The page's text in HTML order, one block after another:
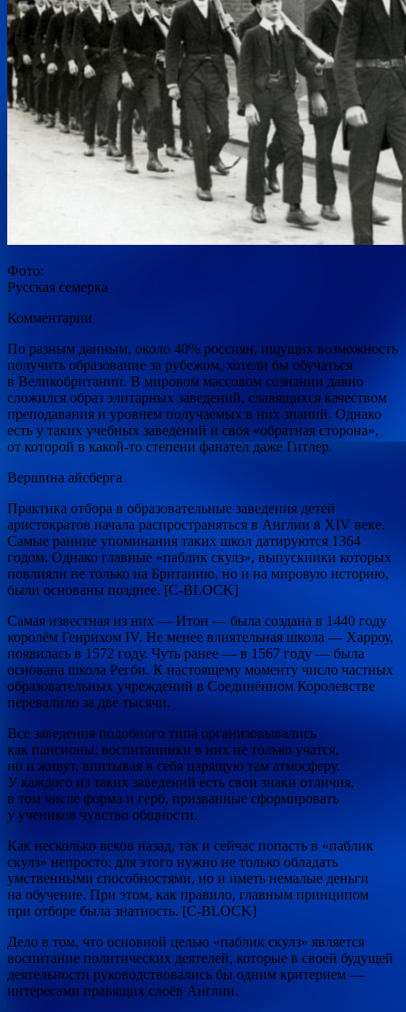
Фото:
Русская семерка
Комментарии
По разным данным, около 40% россиян, ищущих возможность
получить образование за рубежом, хотели бы обучаться
в Великобритании. В мировом массовом сознании давно
сложился образ элитарных заведений, славящихся качеством
преподавания и уровнем получаемых в них знаний. Однако
есть у таких учебных заведений и своя «обратная сторона»,
от которой в какой-то степени фанател даже Гитлер.
Вершина айсберга
Практика отбора в образовательные заведения детей
аристократов начала распространяться в Англии в XIV веке.
Самые ранние упоминания таких школ датируются 1364
годом. Однако главные «паблик скулз», выпускники которых
повлияли не только на Британию, но и на мировую историю,
были основаны позднее. [С-BLOCK]
Самая известная из них — Итон — была создана в 1440 году
королём Генрихом IV. Не менее влиятельная школа — Харроу,
появилась в 1572 году. Чуть ранее — в 1567 году — была
основана школа Регби. К настоящему моменту число частных
образовательных учреждений в Соединённом Королевстве
перевалило за две тысячи.
Все заведения подобного типа организовывались
как пансионы: воспитанники в них не только учатся,
но и живут, впитывая в себя царящую там атмосферу.
У каждого из таких заведений есть свои знаки отличия,
в том числе форма и герб, призванные сформировать
у учеников чувство общности.
Как несколько веков назад, так и сейчас попасть в «паблик
скулз» непросто: для этого нужно не только обладать
умственными способностями, но и иметь немалые деньги
на обучение. При этом, как правило, главным принципом
при отборе была знатность. [С-BLOCK]
Дело в том, что основной целью «паблик скулз» является
воспитание политических деятелей, которые в своей будущей
деятельности руководствовались бы одним критерием —
интересами правящих слоёв Англии.